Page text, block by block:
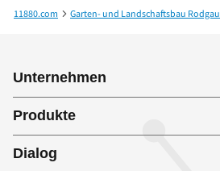
11880.com Garten- und Landschaftsbau Rodgau
Unternehmen
Produkte
Dialog